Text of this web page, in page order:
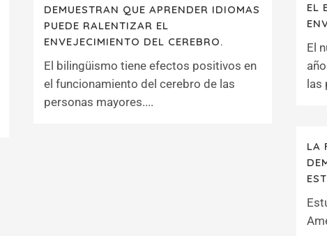
EL
El
DEMUESTRAN QUE APRENDER IDIOMAS
PUEDE RALENTIZAR EL
ENVEJECIMIENTO DEL CEREBRO.
El bilingüismo tiene efectos positivos en
el funcionamiento del cerebro de las
personas mayores....
LA